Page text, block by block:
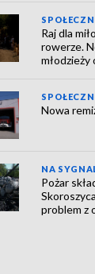
Raj dla
rowerze.
Nowa
NA
Pożar
problem z